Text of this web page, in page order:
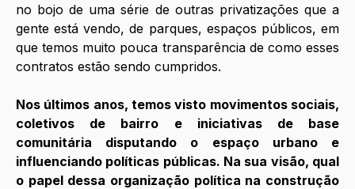
no bojo de uma série de outras privatizações que a
gente está vendo, de parques, espaços públicos, em
que temos muito pouca transparência de como esses
contratos estão sendo cumpridos.
Nos últimos anos, temos visto movimentos sociais,
coletivos de bairro e iniciativas de base
comunitária disputando o espaço urbano e
influenciando políticas públicas. Na sua visão, qual
o papel dessa organização política na construção